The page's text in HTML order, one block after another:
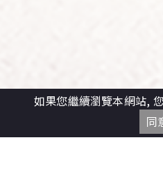
如果您繼續瀏覽本網站,
同